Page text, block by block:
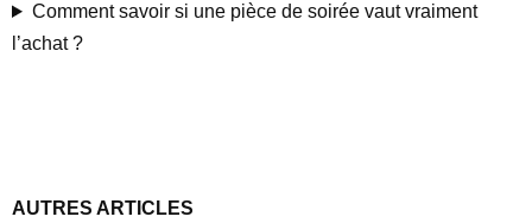
Comment savoir si une pièce de soirée vaut vraiment
l’achat ?
AUTRES ARTICLES